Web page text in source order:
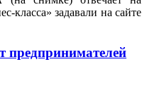
класса» задавали на сайте
предпринимателей